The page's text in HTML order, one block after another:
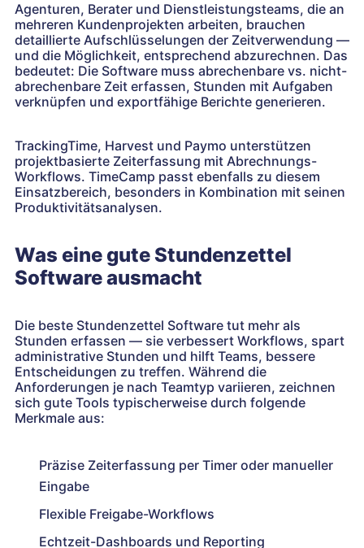
Agenturen, Berater und Dienstleistungsteams, die an
mehreren Kundenprojekten arbeiten, brauchen
detaillierte Aufschlüsselungen der Zeitverwendung —
und die Möglichkeit, entsprechend abzurechnen. Das
bedeutet: Die Software muss abrechenbare vs. nicht-
abrechenbare Zeit erfassen, Stunden mit Aufgaben
verknüpfen und exportfähige Berichte generieren.
TrackingTime, Harvest und Paymo unterstützen
projektbasierte Zeiterfassung mit Abrechnungs-
Workflows. TimeCamp passt ebenfalls zu diesem
Einsatzbereich, besonders in Kombination mit seinen
Produktivitätsanalysen.
Was eine gute Stundenzettel
Software ausmacht
Die beste Stundenzettel Software tut mehr als
Stunden erfassen — sie verbessert Workflows, spart
administrative Stunden und hilft Teams, bessere
Entscheidungen zu treffen. Während die
Anforderungen je nach Teamtyp variieren, zeichnen
sich gute Tools typischerweise durch folgende
Merkmale aus:
Präzise Zeiterfassung per Timer oder manueller
Eingabe
Flexible Freigabe-Workflows
Echtzeit-Dashboards und Reporting